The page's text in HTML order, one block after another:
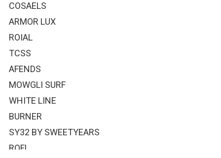
COSAELS
ARMOR LUX
ROIAL
TCSS
AFENDS
MOWGLI SURF
WHITE LINE
BURNER
SY32 BY SWEETYEARS
ROFL